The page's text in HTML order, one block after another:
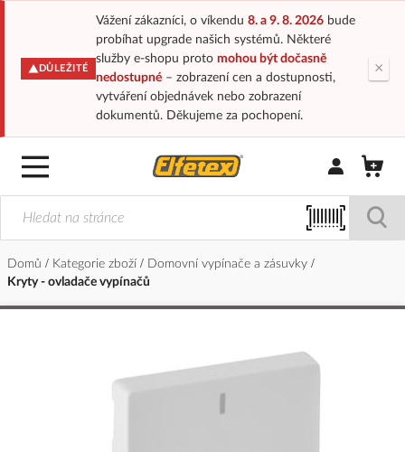
DŮLEŽITÉ
Vážení zákazníci, o víkendu 8. a 9. 8. 2026bude
probíhat upgrade našich systémů. Některé
služby e-shopu proto mohou být dočasně
nedostupné– zobrazení cen a dostupnosti,
vytváření objednávek nebo zobrazení
dokumentů. Děkujeme za pochopení.
×
Přihlásit/
Domů Kategorie zboží
Domovní vypínače a zásuvky
Kryty - ovladače vypínačů